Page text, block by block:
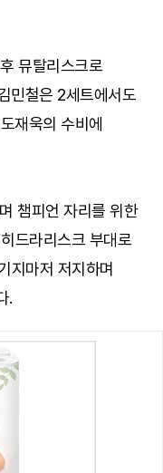
뮤탈리스크로
민철은 2세트에서도
재욱의 수비에
챔피언 자리를 위한
드라리스크 부대로
지마저 저지하며
.